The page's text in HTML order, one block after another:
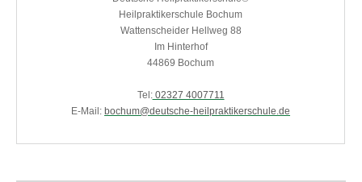
Heilpraktikerschule Bochum
Wattenscheider Hellweg 88
Im Hinterhof
44869 Bochum
Tel:02327 4007711
E-Mail: bochum@deutsche-heilpraktikerschule.de